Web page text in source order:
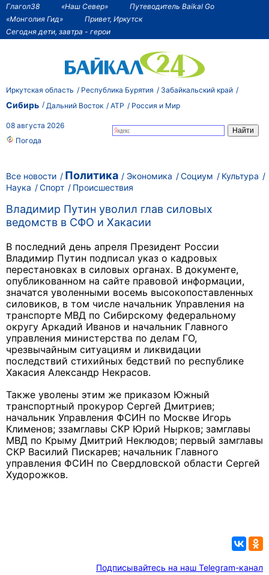
Глагол38 «Наш Север»
Путеводитель Baikal Go
«Монголия Гид»
Привет, Иркутск
Сегодня дети, завтра - герои
Иркутская область Республика Бурятия Забайкальский край
Сибирь Дальний Восток АТР Россия и Мир
08 августа 2026
Погода
Все новости Политика Экономика Социум
Культура
Наука
Спорт Происшествия
Владимир Путин уволил глав силовых
ведомств в СФО и Хакасии
В последний день апреля Президент России
Владимир Путин подписал указ о кадровых
перестановках в силовых органах. В документе,
опубликованном на сайте правовой информации,
значатся уволенными восемь высокопоставленных
силовиков, в том числе начальник Управления на
транспорте МВД по Сибирскому федеральному
округу Аркадий Иванов и начальник Главного
управления министерства по делам ГО,
чрезвычайным ситуациям и ликвидации
последствий стихийных бедствий по республике
Хакасия Александр Некрасов.
Также уволены этим же приказом Южный
транспортный прокурор Сергей Дмитриев;
начальник Управления ФСИН по Москве Игорь
Клименов; ззамглавы СКР Юрий Нырков; замглавы
МВД по Крыму Дмитрий Неклюдов; первый замглавы
СКР Василий Пискарев; начальник Главного
управления ФСИН по Свердловской области Сергей
Худорожков.
Подписывайтесь на наш Telegram-канал